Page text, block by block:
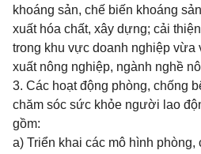
khoáng sản, chế biến khoáng
xuất hóa chất, xây dựng; cải
trong khu vực doanh nghiệp vừa
xuất nông nghiệp, ngành nghề
3. Các hoạt động phòng, chống
chăm sóc sức khỏe người lao
gồm:
a) Triển khai các mô hình phòng,